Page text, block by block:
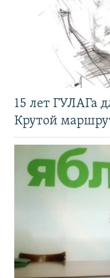
15 лет ГУЛАГа
Крутой